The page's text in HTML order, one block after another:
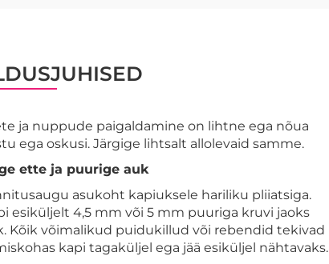
ja nuppude paigaldamine on lihtne ega nõua
ega oskusi. Järgige lihtsalt allolevaid samme.
ette ja puurige auk
asukoht kapiuksele hariliku pliiatsiga.
esiküljelt 4,5 mm või 5 mm puuriga kruvi jaoks
Kõik võimalikud puidukillud või rebendid tekivad
kapi tagaküljel ega jää esiküljel nähtavaks.